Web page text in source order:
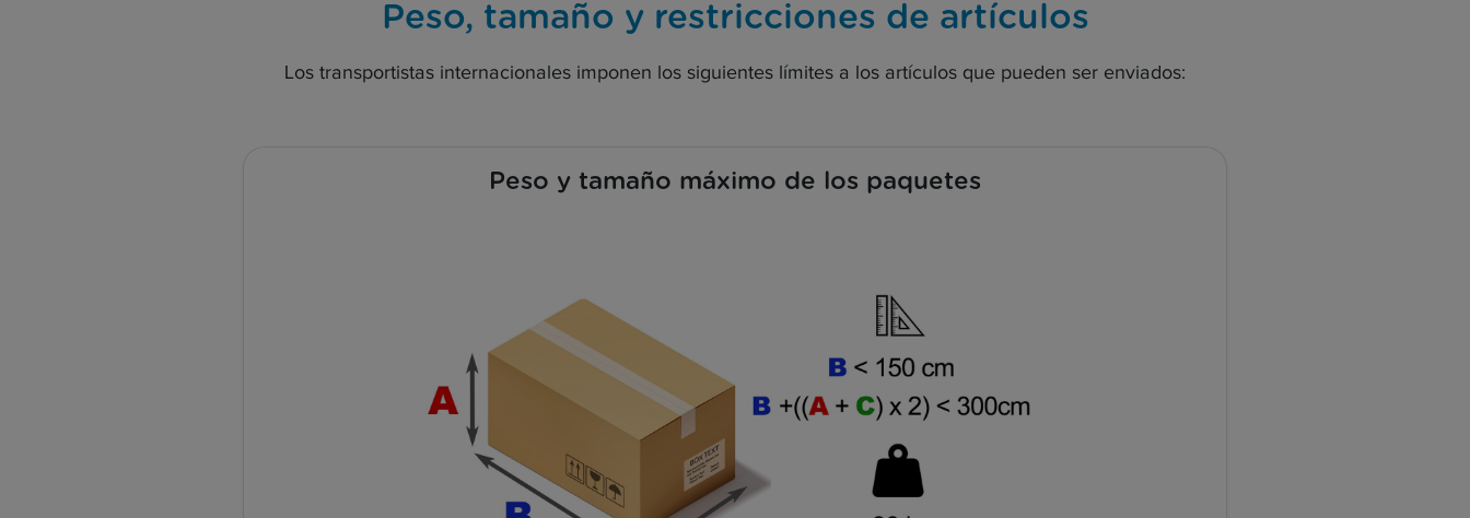
Peso, tamaño y restricciones de artículos
Los transportistas internacionales imponen los siguientes límites a los artículos que pueden ser enviados:
Peso y tamaño máximo de los paquetes